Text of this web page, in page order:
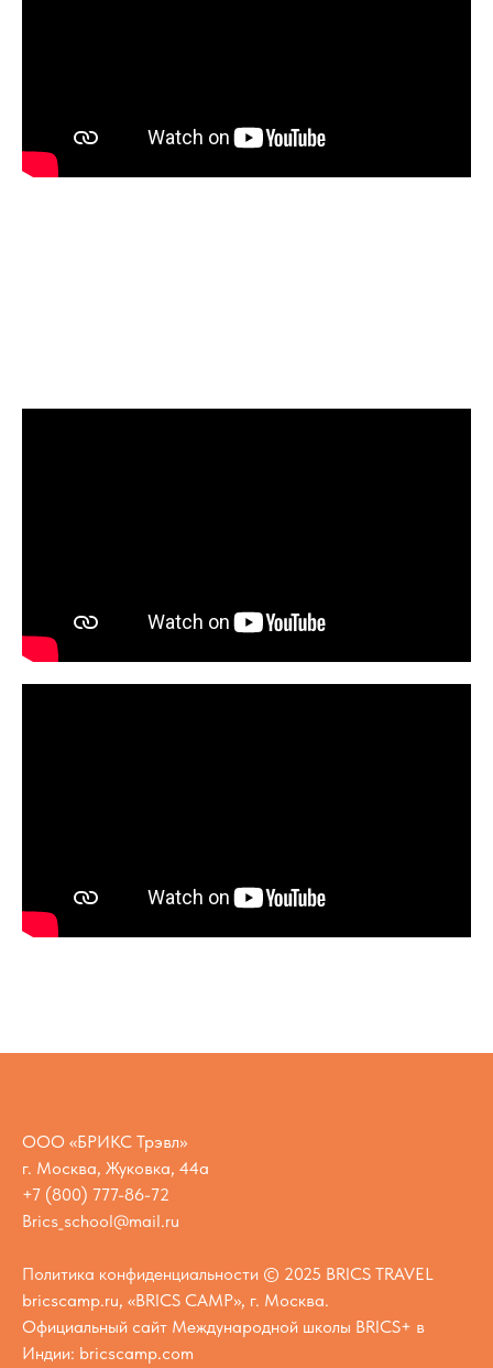
ООО «БРИКС Трэвл»
г. Москва, Жуковка, 44а
+7 (800) 777-86-72
Brics_school@mail.ru
Политика конфиденциальности © 2025 BRICS TRAVEL
bricscamp.ru, «BRICS CAMP», г. Москва.
Официальный сайт Международной школы BRICS+ в
Индии: bricscamp.com